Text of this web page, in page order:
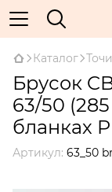
Каталог
Брусок
63/50 (285
бланках
Артикул: 63_50